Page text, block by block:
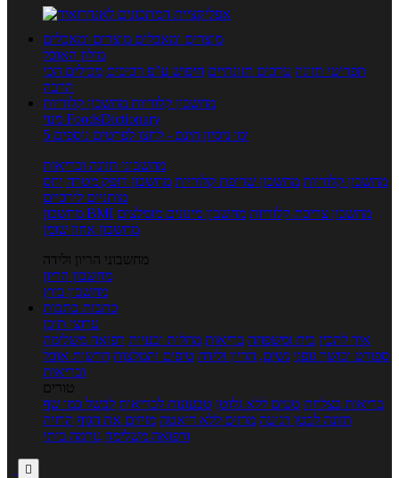
מוצרים ומאכלים מוצרים ומאכלים
מילון האוכל
תפריטי תזונה ערכים תזונתיים חיפוש ע"פ רכיבים מכילים הכי
הרבה
מחשבון קלוריות מחשבון קלוריות
מנוי FoodsDictionary
5 ימי ניסיון חינם - לחצו לפרטים נוספים
מחשבוני תזונה ובריאות
מחשבון קלוריות מחשבון שריפת קלוריות מחשבון דופק מטרה יחס
מותניים לירכיים
מחשבון BMI
מחשבון צריכת קלוריות מחשבון מינונים מומלצים
מחשבון אחוז שומן
מחשבוני הריון ולידה
מחשבון הריון
מחשבון ביוץ
כתבות כתבות
ערוצי תוכן
איך להכין בית ומשפחה בריאות מחלות ובעיות רפואה משלימה
ספורט וכושר גופני נשים, הריון ולידה טיפים והמלצות חדשות אוכל
ובריאות
טורים
בריאות בצלחת טעים ללא גלוטן טבעונות לבריאות לבשל כמו שף
תזונה לבטן רגועה מרזים ללא דיאטה מזיזים את הגוף הרזיה
ורפואה משלימה גורמה ביתי
